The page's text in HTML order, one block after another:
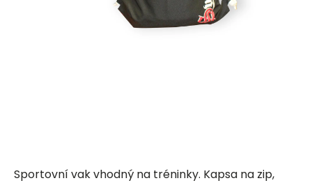
Sportovní vak vhodný na tréninky. Kapsa na zip,